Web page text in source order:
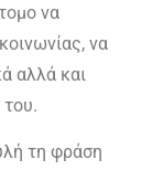
να
να
αλλά και
τη φράση